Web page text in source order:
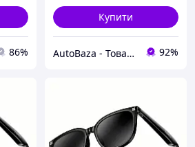
86%
Купити
AutoBaza - Товари для автомобілей та життя 92%